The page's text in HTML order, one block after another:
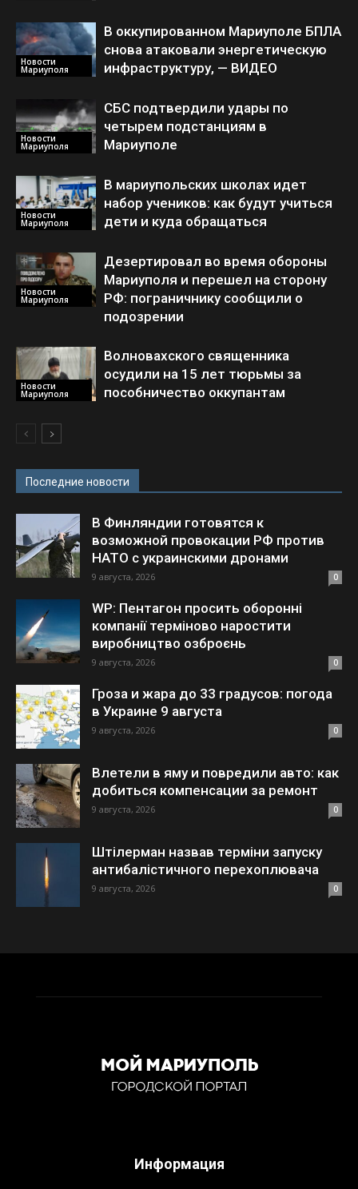
Новости
Мариуполя
В оккупированном Мариуполе БПЛА
снова атаковали энергетическую
инфраструктуру, — ВИДЕО
Новости
Мариуполя
СБС подтвердили удары по
четырем подстанциям в
Мариуполе
Новости
Мариуполя
В мариупольских школах идет
набор учеников: как будут учиться
дети и куда обращаться
Новости
Мариуполя
Дезертировал во время обороны
Мариуполя и перешел на сторону
РФ: пограничнику сообщили о
подозрении
Новости
Мариуполя
Волновахского священника
осудили на 15 лет тюрьмы за
пособничество оккупантам
Последние новости
В Финляндии готовятся к
возможной провокации РФ против
НАТО с украинскими дронами
9 августа, 2026 0
WP: Пентагон просить оборонні
компанії терміново наростити
виробництво озброєнь
9 августа, 2026 0
Гроза и жара до 33 градусов: погода
в Украине 9 августа
9 августа, 2026 0
Влетели в яму и повредили авто: как
добиться компенсации за ремонт
9 августа, 2026 0
Штілерман назвав терміни запуску
антибалістичного перехоплювача
9 августа, 2026 0
Информация